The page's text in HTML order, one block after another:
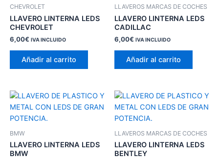
CHEVROLET
LLAVERO LINTERNA LEDS
CHEVROLET
6,00€ IVA INCLUIDO
Añadir al carrito
LLAVEROS MARCAS DE COCHES
LLAVERO LINTERNA LEDS
CADILLAC
6,00€ IVA INCLUIDO
Añadir al carrito
BMW
LLAVERO LINTERNA LEDS
BMW
LLAVEROS MARCAS DE COCHES
LLAVERO LINTERNA LEDS
BENTLEY